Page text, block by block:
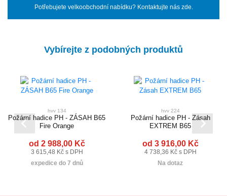
Potřebujete velkoobchodní nabídku? Kontaktujte nás zde.
Vybírejte z podobných produktů
hvv 134
Požární hadice PH - ZÁSAH B65
Fire Orange
od 2 988,00 Kč
3 615,48 Kč s DPH
expedice do 7 dnů
hvv 224
Požární hadice PH - Zásah
EXTREM B65
od 3 916,00 Kč
4 738,36 Kč s DPH
Na dotaz